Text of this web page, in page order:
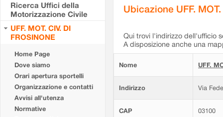
Ricerca Uffici della
Motorizzazione Civile
UFF. MOT. CIV. DI
FROSINONE
Home Page
Dove siamo
Orari apertura sportelli
Organizzazione e contatti
Avvisi all'utenza
Normative
Ubicazione UFF.
Qui trovi l'indirizzo dell'ufficio
A disposizione anche una
Nome UFF.
Indirizzo Via
CAP 03100